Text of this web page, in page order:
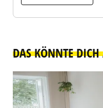
DAS KÖNNTE DICH